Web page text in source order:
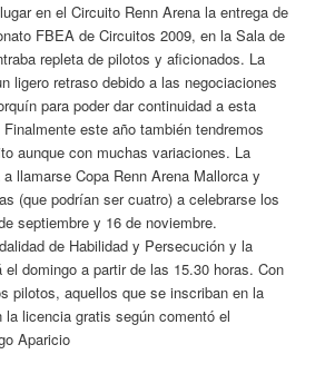
en el Circuito Renn Arena la entrega de
FBEA de Circuitos 2009, en la Sala de
repleta de pilotos y aficionados. La
ligero retraso debido a las negociaciones
para poder dar continuidad a esta
este año también tendremos
aunque con muchas variaciones. La
llamarse Copa Renn Arena Mallorca y
(que podrían ser cuatro) a celebrarse los
septiembre y 16 de noviembre.
de Habilidad y Persecución y la
el domingo a partir de las 15.30 horas. Con
pilotos, aquellos que se inscriban en la
la licencia gratis según comentó el
Aparicio